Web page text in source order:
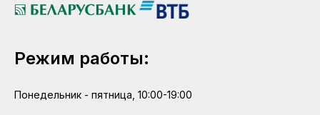
Режим работы:
Понедельник - пятница, 10:00-19:00